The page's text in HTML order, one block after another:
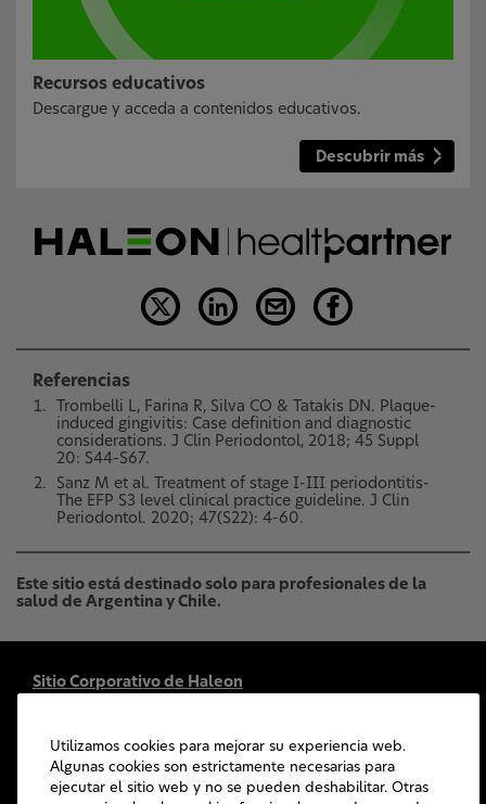
Recursos educativos
Descargue y acceda a contenidos educativos.
Descubrir más
Referencias
Trombelli L, Farina R, Silva CO & Tatakis DN. Plaque-
induced gingivitis: Case definition and diagnostic
considerations. J Clin Periodontol, 2018; 45 Suppl
20: S44-S67.
Sanz M et al. Treatment of stage I-III periodontitis-
The EFP S3 level clinical practice guideline. J Clin
Periodontol. 2020; 47(S22): 4-60.
Este sitio está destinado solo para profesionales de la
salud de Argentina y Chile.
Sitio Corporativo de Haleon
Mapa del sitio
Accesibilidad
Términos de Uso
Utilizamos cookies para mejorar su experiencia web.
Algunas cookies son estrictamente necesarias para
ejecutar el sitio web y no se pueden deshabilitar. Otras